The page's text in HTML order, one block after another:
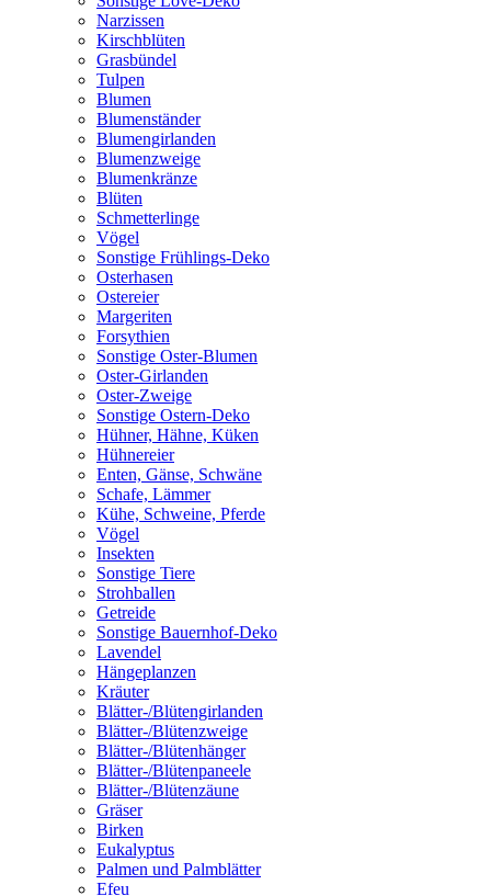
Narzissen
Kirschblüten
Grasbündel
Tulpen
Blumen
Blumenständer
Blumengirlanden
Blumenzweige
Blumenkränze
Blüten
Schmetterlinge
Vögel
Sonstige Frühlings-Deko
Osterhasen
Ostereier
Margeriten
Forsythien
Sonstige Oster-Blumen
Oster-Girlanden
Oster-Zweige
Sonstige Ostern-Deko
Hühner, Hähne, Küken
Hühnereier
Enten, Gänse, Schwäne
Schafe, Lämmer
Kühe, Schweine, Pferde
Vögel
Insekten
Sonstige Tiere
Strohballen
Getreide
Sonstige Bauernhof-Deko
Lavendel
Hängeplanzen
Kräuter
Blätter-/Blütengirlanden
Blätter-/Blütenzweige
Blätter-/Blütenhänger
Blätter-/Blütenpaneele
Blätter-/Blütenzäune
Gräser
Birken
Eukalyptus
Palmen und Palmblätter
Efeu